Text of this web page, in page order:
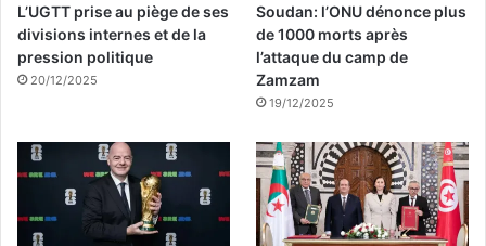
L’UGTT prise au piège de ses
divisions internes et de la
pression politique
20/12/2025
Soudan: l’ONU dénonce plus
de 1000 morts après
l’attaque du camp de
Zamzam
19/12/2025